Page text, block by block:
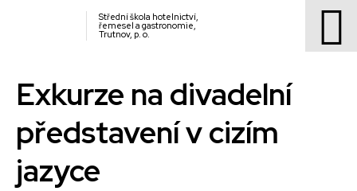
Střední škola hotelnictví,
řemesel a gastronomie,
Trutnov, p. o.
Exkurze na divadelní
představení v cizím
jazyce